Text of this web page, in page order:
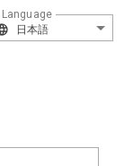
日本語
Language